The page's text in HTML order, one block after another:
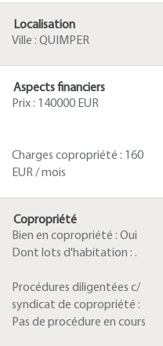
Localisation
Ville : QUIMPER
Aspects financiers
Prix : 140000 EUR
Charges copropriété : 160
EUR / mois
Copropriété
Bien en copropriété : Oui
Dont lots d'habitation : .
Procédures diligentées c/
syndicat de copropriété :
Pas de procédure en cours